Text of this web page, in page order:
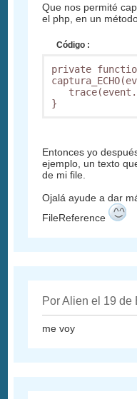
Que nos permité
el php, en un
Código :
private
}
Entonces yo
ejemplo, un texto
de mi file.
Ojalá ayude a dar
FileReference
Por Alien el 19 de
me voy